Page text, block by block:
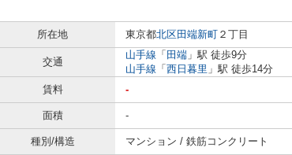
所在地
東京都北区田端新町 ２丁目
交通
山手線 「 田端 」駅 徒歩9分
山手線 「 西日暮里 」駅 徒歩14分
賃料
-
面積 -
種別/構造 マンション / 鉄筋コンクリート